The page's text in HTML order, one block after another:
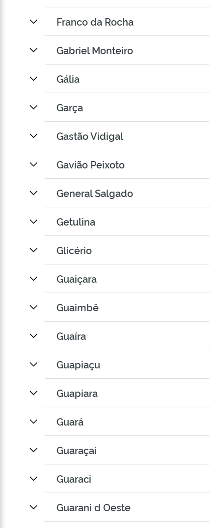
Franco da Rocha
Gabriel Monteiro
Gália
Garça
Gastão Vidigal
Gavião Peixoto
General Salgado
Getulina
Glicério
Guaiçara
Guaimbê
Guaíra
Guapiaçu
Guapiara
Guará
Guaraçaí
Guaraci
Guarani d Oeste